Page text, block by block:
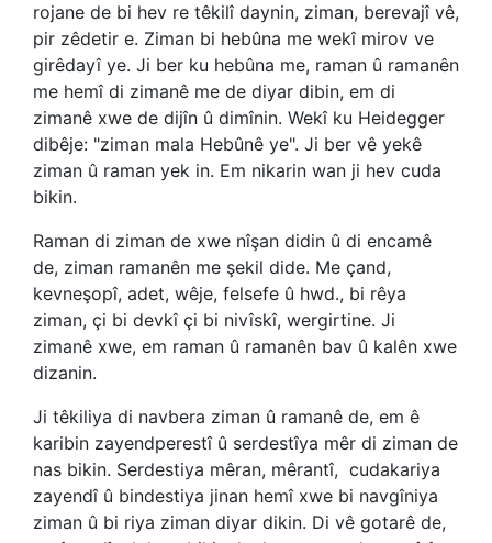
rojane de bi hev re têkilî daynin, ziman, berevajî vê,
pir zêdetir e. Ziman bi hebûna me wekî mirov ve
girêdayî ye. Ji ber ku hebûna me, raman û ramanên
me hemî di zimanê me de diyar dibin, em di
zimanê xwe de dijîn û dimînin. Wekî ku Heidegger
dibêje: "ziman mala Hebûnê ye". Ji ber vê yekê
ziman û raman yek in. Em nikarin wan ji hev cuda
bikin.
Raman di ziman de xwe nîşan didin û di encamê
de, ziman ramanên me şekil dide. Me çand,
kevneşopî, adet, wêje, felsefe û hwd., bi rêya
ziman, çi bi devkî çi bi nivîskî, wergirtine. Ji
zimanê xwe, em raman û ramanên bav û kalên xwe
dizanin.
Ji têkiliya di navbera ziman û ramanê de, em ê
karibin zayendperestî û serdestîya mêr di ziman de
nas bikin. Serdestiya mêran, mêrantî, cudakariya
zayendî û bindestiya jinan hemî xwe bi navgîniya
ziman û bi riya ziman diyar dikin. Di vê gotarê de,